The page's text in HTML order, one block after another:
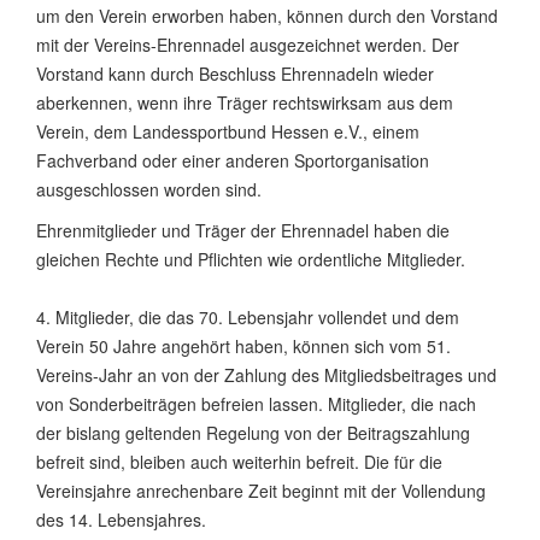
um den Verein erworben haben, können durch den Vorstand
mit der Vereins-Ehrennadel ausgezeichnet werden. Der
Vorstand kann durch Beschluss Ehrennadeln wieder
aberkennen, wenn ihre Träger rechtswirksam aus dem
Verein, dem Landessportbund Hessen e.V., einem
Fachverband oder einer anderen Sportorganisation
ausgeschlossen worden sind.
Ehrenmitglieder und Träger der Ehrennadel haben die
gleichen Rechte und Pflichten wie ordentliche Mitglieder.
4. Mitglieder, die das 70. Lebensjahr vollendet und dem
Verein 50 Jahre angehört haben, können sich vom 51.
Vereins-Jahr an von der Zahlung des Mitgliedsbeitrages und
von Sonderbeiträgen befreien lassen. Mitglieder, die nach
der bislang geltenden Regelung von der Beitragszahlung
befreit sind, bleiben auch weiterhin befreit. Die für die
Vereinsjahre anrechenbare Zeit beginnt mit der Vollendung
des 14. Lebensjahres.